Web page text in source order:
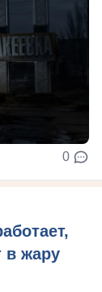
0
в жару